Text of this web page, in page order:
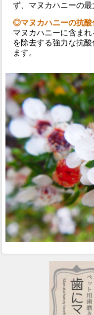
ず、マヌカハニーの最
◎マヌカハニーの抗酸
マヌカハニーに含ま
を除去する強力な抗
ます。